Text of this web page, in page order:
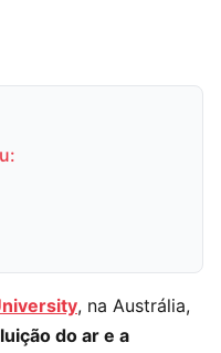
, na Austrália,
do ar e a